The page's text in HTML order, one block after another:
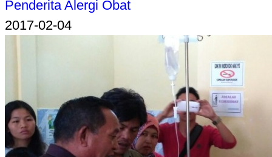
Penderita Alergi Obat
2017-02-04